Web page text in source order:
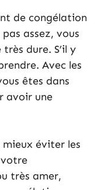
de congélation
pas assez, vous
dure. S’il y
Avec les
êtes dans
avoir une
mieux éviter les
très amer,